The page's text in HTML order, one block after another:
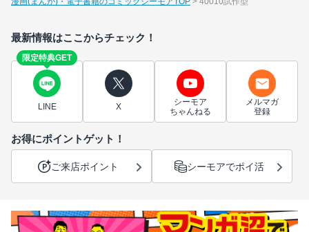
最新情報はここからチェック！
限定特典GET
LINE X
シーモア
ちゃんねる
メルマガ
登録
お得にポイントゲット！
ご来店ポイント シーモアでポイ活